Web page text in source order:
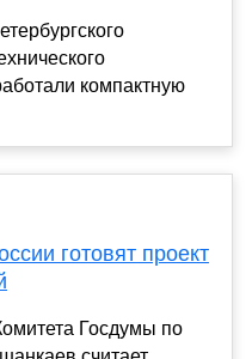
компактную
готовят проект
Госдумы по